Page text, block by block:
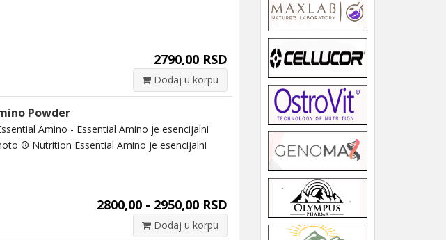
2790,00 RSD
Dodaj u korpu
Powder
Amino - Essential Amino je esencijalni
® Nutrition Essential Amino je esencijalni
2800,00 - 2950,00 RSD
Dodaj u korpu